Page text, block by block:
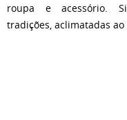
roupa e acessório.
tradições, aclimatadas